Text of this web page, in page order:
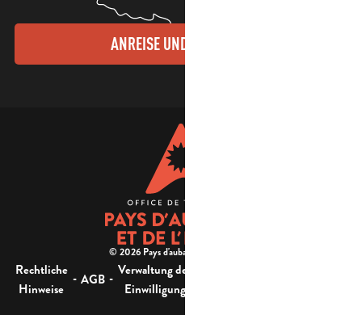
ANREISE UND KONTAKTE
© 2026 Pays d'aubagne et de l'étoile -
Rechtliche
Hinweise
- AGB - Verwaltung der
Einwilligung